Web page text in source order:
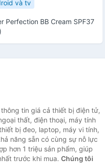
và tv
Perfection BB Cream SPF37
tin giá cả thiết bị điện tử,
thất, điện thoại, máy tính
bị đeo, laptop, máy vi tính,
năng sẵn có cùng sự nỗ lực
hơn 1 triệu sản phẩm, giúp
trước khi mua. Chúng tôi